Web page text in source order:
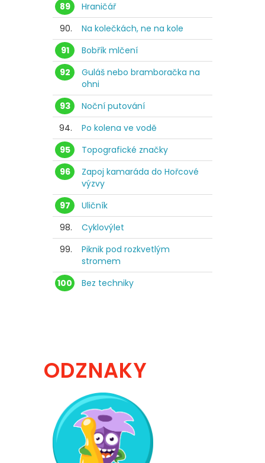
89
Hraničář
90.
Na kolečkách, ne na kole
91
Bobřík mlčení
92
Guláš nebo bramboračka na
ohni
93
Noční putování
94.
Po kolena ve vodě
95
Topografické značky
96
Zapoj kamaráda do Hořcové
výzvy
97
Uličník
98.
Cyklovýlet
99.
Piknik pod rozkvetlým
stromem
100
Bez techniky
ODZNAKY